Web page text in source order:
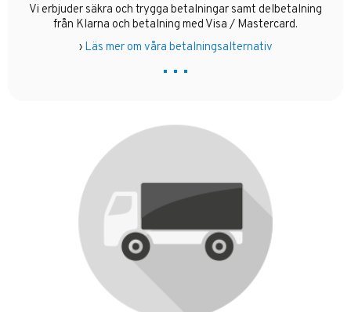
Vi erbjuder säkra och trygga betalningar samt delbetalning
från Klarna och betalning med Visa / Mastercard.
› Läs mer om våra betalningsalternativ